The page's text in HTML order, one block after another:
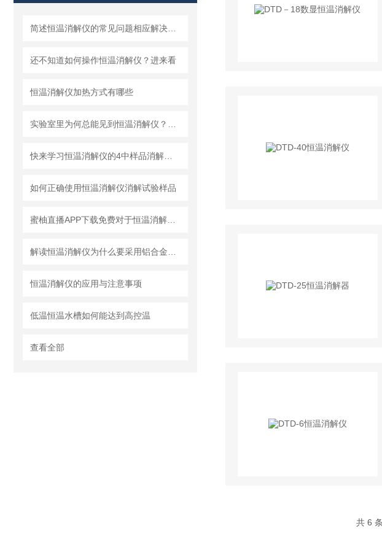
还不知道如何操作恒温消解仪？进来看
恒温消解仪加热方式有哪些
如何正确使用恒温消解仪消解试验样品
恒温消解仪的应用与注意事项
低温恒温水槽如何能达到高控温
查看全部
共 6